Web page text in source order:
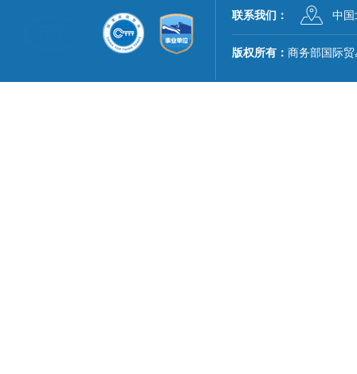
联系我们： 中国
版权所有： 商务部国际